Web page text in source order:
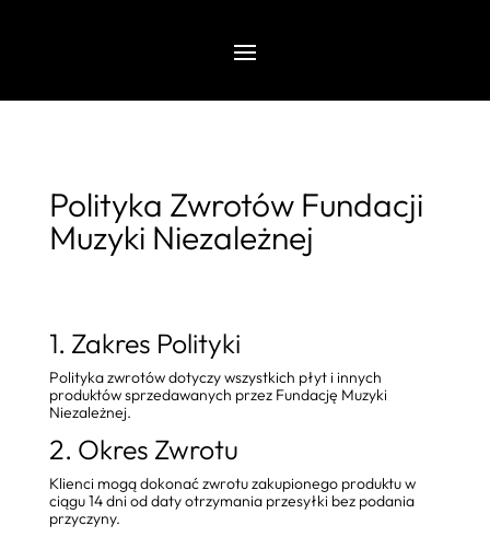
Polityka Zwrotów Fundacji
Muzyki Niezależnej
1. Zakres Polityki
Polityka zwrotów dotyczy wszystkich płyt i innych
produktów sprzedawanych przez Fundację Muzyki
Niezależnej.
2. Okres Zwrotu
Klienci mogą dokonać zwrotu zakupionego produktu w
ciągu 14 dni od daty otrzymania przesyłki bez podania
przyczyny.